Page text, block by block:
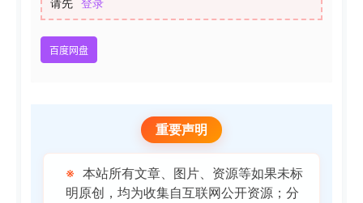
请先 登录
百度网盘
重要声明
※ 本站所有文章、图片、资源等如果未标
明原创，均为收集自互联网公开资源；分